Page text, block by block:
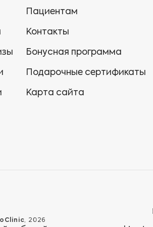
Пациентам
Контакты
Бонусная программа
Подарочные сертификаты
Карта сайта
, 2026